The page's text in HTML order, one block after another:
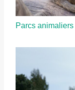
Parcs